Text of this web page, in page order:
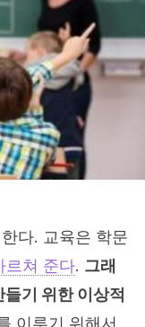
다. 교육은 학문
르쳐 준다. 그래
기 위한 이상적
이루기 위해서